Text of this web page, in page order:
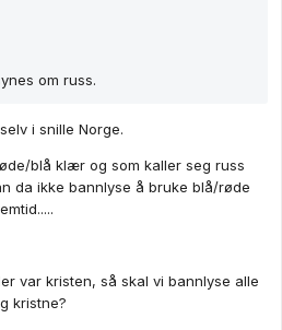
om russ.
i snille Norge.
blå klær og som kaller seg russ
da ikke bannlyse å bruke blå/røde
var kristen, så skal vi bannlyse alle
kristne?